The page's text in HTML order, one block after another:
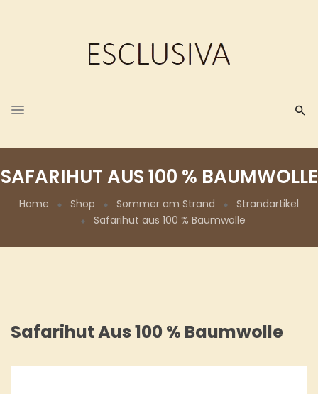
SAFARIHUT AUS 100 % BAUMWOLLE
Home Shop Sommer am Strand
Strandartikel
Safarihut aus 100 % Baumwolle
Safarihut Aus 100 % Baumwolle